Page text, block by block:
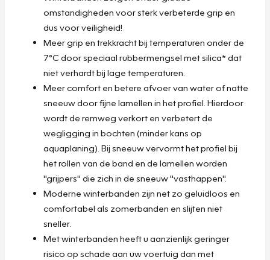
omstandigheden voor sterk verbeterde grip en
dus voor veiligheid!
Meer grip en trekkracht bij temperaturen onder de
7°C door speciaal rubbermengsel met silica* dat
niet verhardt bij lage temperaturen.
Meer comfort en betere afvoer van water of natte
sneeuw door fijne lamellen in het profiel. Hierdoor
wordt de remweg verkort en verbetert de
wegligging in bochten (minder kans op
aquaplaning). Bij sneeuw vervormt het profiel bij
het rollen van de band en de lamellen worden
"grijpers" die zich in de sneeuw "vasthappen".
Moderne winterbanden zijn net zo geluidloos en
comfortabel als zomerbanden en slijten niet
sneller.
Met winterbanden heeft u aanzienlijk geringer
risico op schade aan uw voertuig dan met